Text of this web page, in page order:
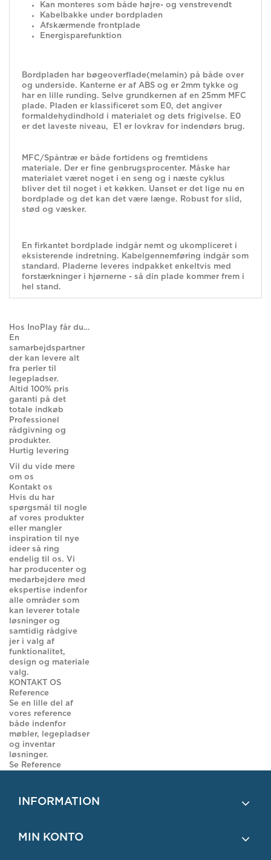
Kan monteres som både højre- og venstrevendt
Kabelbakke under bordpladen
Afskærmende frontplade
Energisparefunktion
Bordpladen har bøgeoverflade(melamin) på både over
og underside. Kanterne er af ABS og er 2mm tykke og
har en lille runding. Selve grundkernen af en 25mm MFC
plade. Pladen er klassificeret som E0, det angiver
formaldehydindhold i materialet og dets frigivelse. E0
er det laveste niveau, E1 er lovkrav for indendørs brug.
MFC/Spåntræ er både fortidens og fremtidens
materiale. Der er fine genbrugsprocenter. Måske har
materialet været noget i en seng og i næste cyklus
bliver det til noget i et køkken. Uanset er det lige nu en
bordplade og det kan det være længe. Robust for slid,
stød og væsker.
En firkantet bordplade indgår nemt og ukompliceret i
eksisterende indretning. Kabelgennemføring indgår som
standard. Pladerne leveres indpakket enkeltvis med
forstærkninger i hjørnerne - så din plade kommer frem i
hel stand.
Hos InoPlay får du…
En
samarbejdspartner
der kan levere alt
fra perler til
legepladser.
Altid 100% pris
garanti på det
totale indkøb
Professionel
rådgivning og
produkter.
Hurtig levering
Vil du vide mere
om os
Kontakt os
Hvis du har
spørgsmål til nogle
af vores produkter
eller mangler
inspiration til nye
ideer så ring
endelig til os. Vi
har producenter og
medarbejdere med
ekspertise indenfor
alle områder som
kan leverer totale
løsninger og
samtidig rådgive
jer i valg af
funktionalitet,
design og materiale
valg.
KONTAKT OS
Reference
Se en lille del af
vores reference
både indenfor
møbler, legepladser
og inventar
løsninger.
Se Reference
INFORMATION
MIN KONTO